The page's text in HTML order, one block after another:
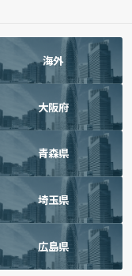
海外
大阪府
青森県
埼玉県
広島県